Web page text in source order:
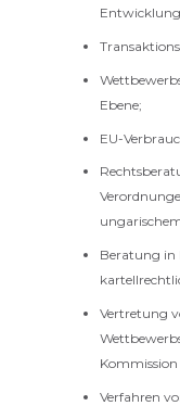
Ebene;
EU-
Beratung in
Vertretung
Verfahren